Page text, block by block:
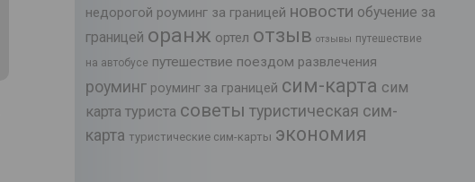
недорогой роуминг за границей новости обучение за
границей оранж ортел отзыв отзывы путешествие
на автобусе путешествие поездом развлечения
роуминг роуминг за границей сим-карта сим
карта туриста советы туристическая сим-
карта туристические сим-карты экономия